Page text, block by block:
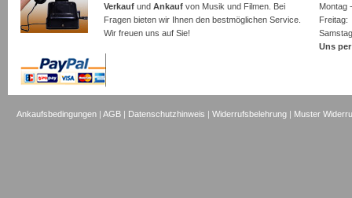
Verkauf und Ankauf von Musik und Filmen. Bei
Fragen bieten wir Ihnen den bestmöglichen Service.
Wir freuen uns auf Sie!
Montag
Uns
Ankaufsbedingungen |AGB | Datenschutzhinweis |Widerrufsbelehrung | Muster